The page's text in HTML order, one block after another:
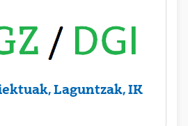
Laguntzak, IK